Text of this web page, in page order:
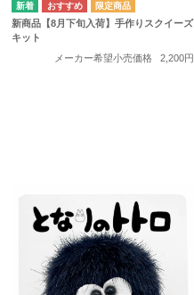
新商品【8月下旬入荷】手作りスクイーズ
キット
メーカー希望小売価格
2,200円